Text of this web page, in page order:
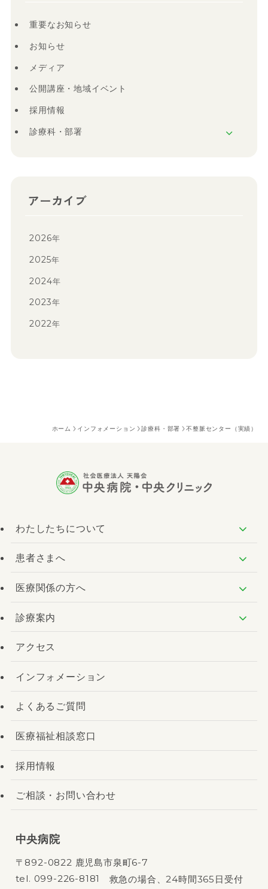
重要なお知らせ
お知らせ
メディア
公開講座・地域イベント
採用情報
診療科・部署
アーカイブ
2026年
2025年
2024年
2023年
2022年
ホーム インフォメーション 診療科・部署 不整脈センター（実績）
わたしたちについて
患者さまへ
医療関係の方へ
診療案内
アクセス
インフォメーション
よくあるご質問
医療福祉相談窓口
採用情報
ご相談・お問い合わせ
中央病院
〒892-0822 鹿児島市泉町6-7
tel. 099-226-8181 救急の場合、24時間365日受付